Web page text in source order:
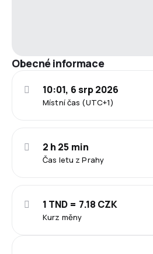
Obecné informace
Místní čas (UTC+1)
10:01, 6 srp 2026
Čas letu z Prahy
2 h 25 min
Kurz měny
1 TND = 7.18 CZK